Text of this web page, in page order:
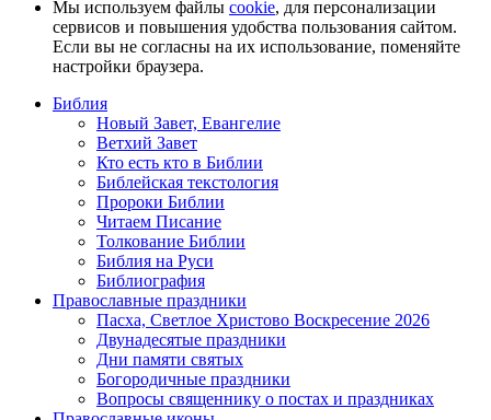
Мы используем файлы cookie, для персонализации
сервисов и повышения удобства пользования сайтом.
Если вы не согласны на их использование, поменяйте
настройки браузера.
Библия
Новый Завет, Евангелие
Ветхий Завет
Кто есть кто в Библии
Библейская текстология
Пророки Библии
Читаем Писание
Толкование Библии
Библия на Руси
Библиография
Православные праздники
Пасха, Светлое Христово Воскресение 2026
Двунадесятые праздники
Дни памяти святых
Богородичные праздники
Вопросы священнику о постах и праздниках